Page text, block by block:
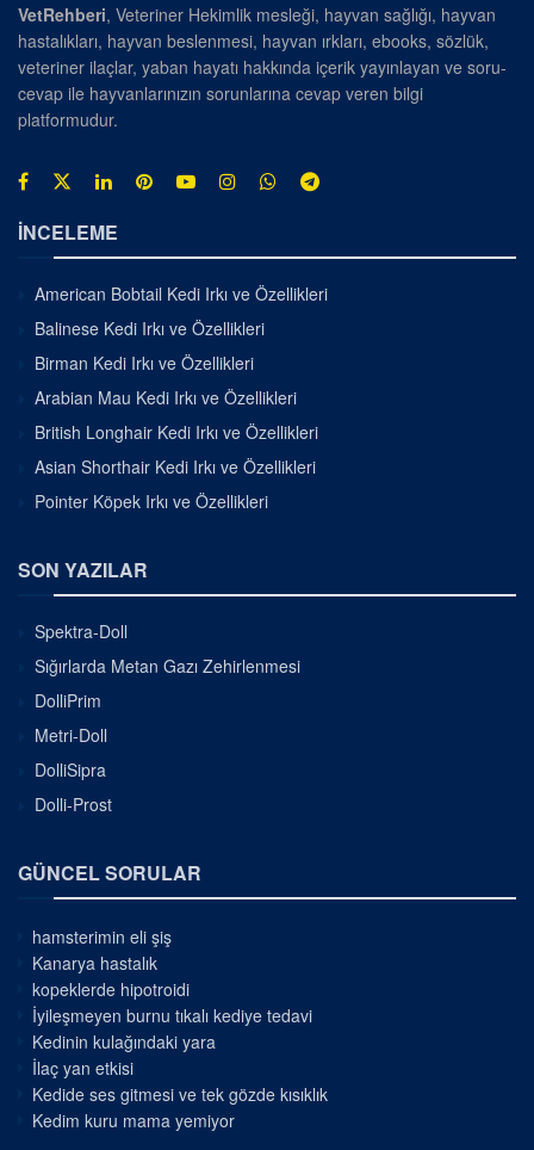
VetRehberi, Veteriner Hekimlik mesleği, hayvan sağlığı, hayvan
hastalıkları, hayvan beslenmesi, hayvan ırkları, ebooks, sözlük,
veteriner ilaçlar, yaban hayatı hakkında içerik yayınlayan ve soru-
cevap ile hayvanlarınızın sorunlarına cevap veren bilgi
platformudur.
İNCELEME
American Bobtail Kedi Irkı ve Özellikleri
Balinese Kedi Irkı ve Özellikleri
Birman Kedi Irkı ve Özellikleri
Arabian Mau Kedi Irkı ve Özellikleri
British Longhair Kedi Irkı ve Özellikleri
Asian Shorthair Kedi Irkı ve Özellikleri
Pointer Köpek Irkı ve Özellikleri
SON YAZILAR
Spektra-Doll
Sığırlarda Metan Gazı Zehirlenmesi
DolliPrim
Metri-Doll
DolliSipra
Dolli-Prost
GÜNCEL SORULAR
hamsterimin eli şiş
Kanarya hastalık
kopeklerde hipotroidi
İyileşmeyen burnu tıkalı kediye tedavi
Kedinin kulağındaki yara
İlaç yan etkisi
Kedide ses gitmesi ve tek gözde kısıklık
Kedim kuru mama yemiyor